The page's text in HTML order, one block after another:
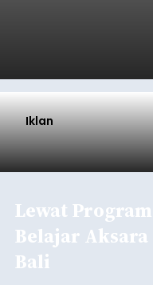
Iklan
Lewat
Belajar Aksara
Bali